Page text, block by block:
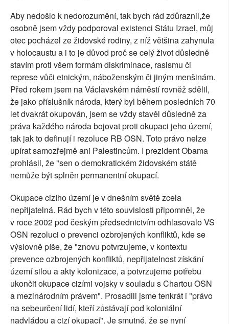
Aby nedošlo k nedorozumění, tak bych rád zdůraznil,že
osobně jsem vždy podporoval existenci Státu Izrael, můj
otec pocházel ze židovské rodiny, z níž většina zahynula
v holocaustu a i to je důvod proč se celý život důsledně
stavím proti všem formám diskriminace, rasismu či
represe vůči etnickým, náboženským či jiným menšinám.
Před rokem jsem na Václavském náměstí rovněž sdělil,
že jako příslušník národa, který byl během posledních 70
let dvakrát okupován, jsem se vždy stavěl důsledně za
práva každého národa bojovat proti okupaci jeho území,
tak jak to definují i rezoluce RB OSN. Toto právo nelze
upírat samozřejmě ani Palestincům. I prezident Obama
prohlásil, že "sen o demokratickém židovském státě
nemůže být splněn permanentní okupací.
Okupace cizího území je v dnešním světě zcela
nepřijatelná. Rád bych v této souvislosti připomněl, že
v roce 2002 pod českým předsednictvím odhlasovalo VS
OSN rezoluci o prevenci ozbrojených konfliktů, kde se
výslovně píše, že "znovu potvrzujeme, v kontextu
prevence ozbrojených konfliktů, nepřijatelnost získání
území silou a akty kolonizace, a potvrzujeme potřebu
ukončit okupace cizími vojsky v souladu s Chartou OSN
a mezinárodním právem". Prosadili jsme tenkrát i "právo
na sebeurčení lidí, kteří zůstávají pod koloniální
nadvládou a cizí okupací". Je smutné, že se nyní